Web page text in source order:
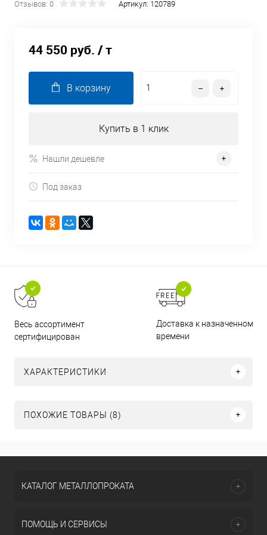
Отзывов: 0 Артикул: 120789
44 550 руб. / т
В корзину
Купить в 1 клик
Нашли дешевле
Под заказ
Весь ассортимент
сертифицирован
Доставка к назначенному
времени
ХАРАКТЕРИСТИКИ
ПОХОЖИЕ ТОВАРЫ (8)
КАТАЛОГ МЕТАЛЛОПРОКАТА
ПОМОЩЬ И СЕРВИСЫ